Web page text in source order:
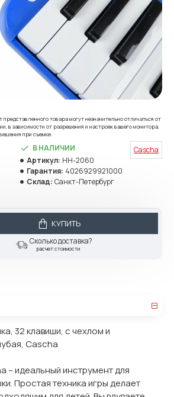
товара могут незначительно отличаться от
в зависимости от разрешения и настроек вашего монитора,
при съемке.
В НАЛИЧИИ
Артикул: HH-2060
Гарантия: 4026929921000
Склад: Санкт-Петербург
Cascha
КУПИТЬ
Сколько доставка?
расчет стоимости
32 клавиши, с чехлом и
Cascha
– идеальный инструмент для
Простая техника игры делает